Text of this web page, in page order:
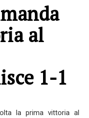
al
1-1
la prima vittoria al